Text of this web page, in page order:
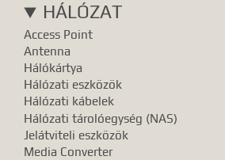
HÁLÓZAT
Access Point
Antenna
Hálókártya
Hálózati eszközök
Hálózati kábelek
Hálózati tárolóegység (NAS)
Jelátviteli eszközök
Media Converter